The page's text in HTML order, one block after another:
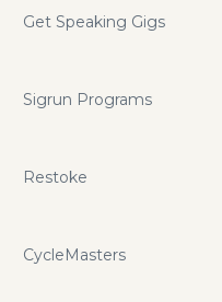
Get Speaking Gigs
Sigrun Programs
Restoke
CycleMasters